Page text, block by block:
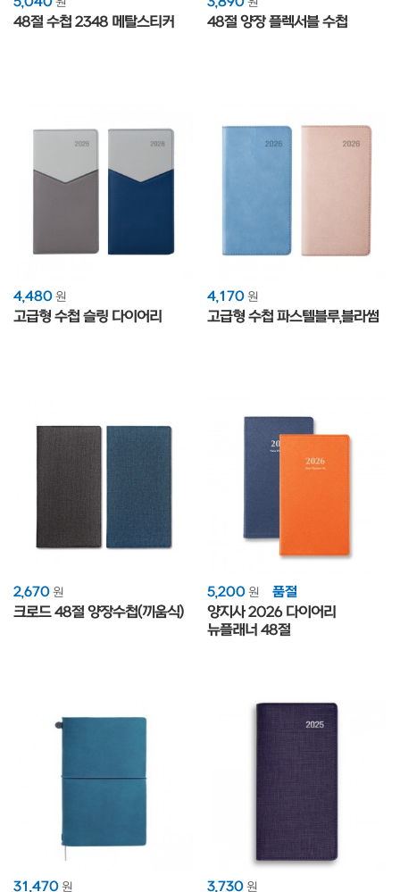
48절 수첩 2348 메탈스티커 48절 양장 플렉서블 수첩
4,480 원
고급형 수첩 슬링 다이어리
4,170 원
고급형 수첩 파스텔블루,블라썸
2,670 원
크로드 48절 양장수첩(끼움식)
5,200 원
품절
양지사 2026 다이어리
뉴플래너 48절
31,470 원 3,730 원